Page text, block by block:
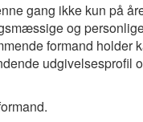
gang ikke kun på
og
formand holder
udgivelsesprofil